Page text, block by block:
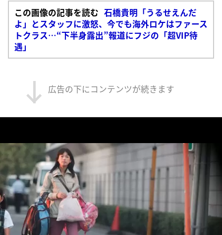
この画像の記事を読む 石橋貴明「うるせえんだ
よ」とスタッフに激怒、今でも海外ロケはファース
トクラス…“下半身露出”報道にフジの「超VIP待
遇」
広告の下にコンテンツが続きます